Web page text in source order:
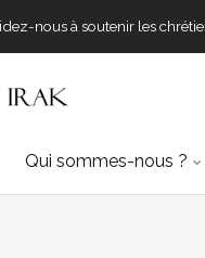
nous à soutenir les
Qui sommes-nous ?